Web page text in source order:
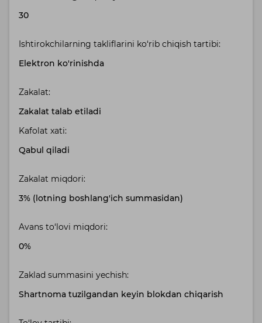
30
Ishtirokchilarning takliflarini ko‘rib chiqish tartibi:
Elektron ko'rinishda
Zakalat:
Zakalat talab etiladi
Kafolat xati:
Qabul qiladi
Zakalat miqdori:
3% (lotning boshlang'ich summasidan)
Avans to‘lovi miqdori:
0%
Zaklad summasini yechish:
Shartnoma tuzilgandan keyin blokdan chiqarish